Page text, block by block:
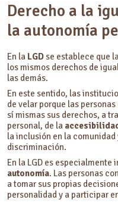
Derecho a la
la autonomía
En la LGD se establece que
los mismos derechos de
las demás.
En este sentido, las
de velar porque las
sí mismas sus derechos, a
personal, de la
la inclusión en la
discriminación.
En la LGD es especialmente
autonomía. Las personas
a tomar sus propias
personalidad y a participar